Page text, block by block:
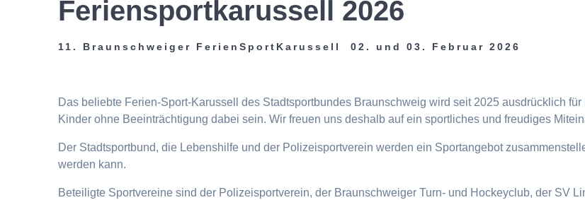
Feriensportkarussell 2026
11. Braunschweiger FerienSportKarussell 02. und 03. Februar 2026
Das beliebte Ferien-Sport-Karussell des Stadtsportbundes Braunschweig wird seit 2025 ausdrücklich
Kinder ohne Beeinträchtigung dabei sein. Wir freuen uns deshalb auf ein sportliches und freudiges
Der Stadtsportbund, die Lebenshilfe und der Polizeisportverein werden ein Sportangebot
werden kann.
Beteiligte Sportvereine sind der Polizeisportverein, der Braunschweiger Turn- und Hockeyclub, der SV